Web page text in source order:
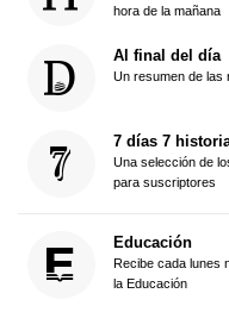
hora de la mañana
Al final del día
Un resumen de las
7 días 7
Una selección de
para suscriptores
Educación
Recibe cada lunes
la Educación